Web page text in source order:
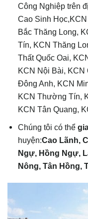
Công Nghiệp trên
Cao Sinh
Bắc Thăng Long,
Tín, KCN Thăng
Thất Quốc Oai,
KCN Nội Bài, KCN
Đông Anh, KCN
KCN Thường Tín,
KCN Tân Quang,
Chúng tôi có thể
huyện:Cao Lãnh,
Ngự, Hồng Ngự,
Nông, Tân Hồng,